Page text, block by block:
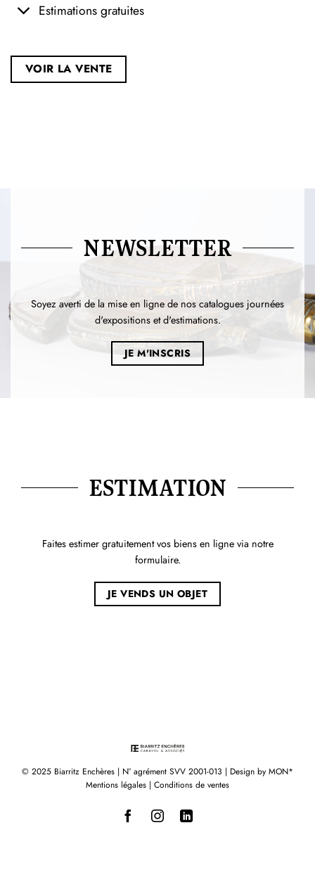
Estimations gratuites
VOIR LA VENTE
NEWSLETTER
Soyez averti de la mise en ligne de nos catalogues journées
d'expositions et d'estimations.
JE M'INSCRIS
ESTIMATION
Faites estimer gratuitement vos biens en ligne via notre
formulaire.
JE VENDS UN OBJET
© 2025 Biarritz Enchères | N° agrément SVV 2001-013 | Design by MON*
Mentions légales | Conditions de ventes